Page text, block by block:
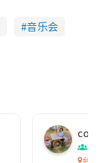
音乐会
co
吹
台灣